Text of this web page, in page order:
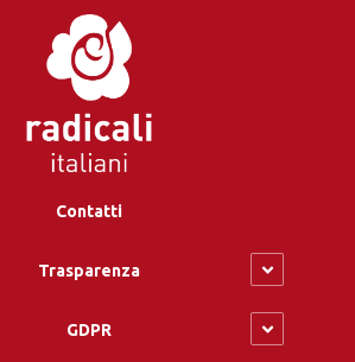
Contatti
Trasparenza
GDPR